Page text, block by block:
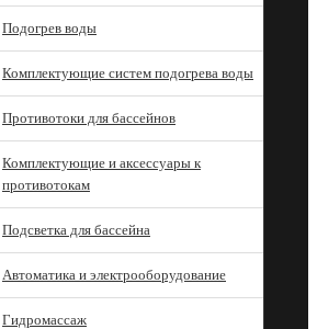
Подогрев воды
Комплектующие систем подогрева воды
Противотоки для бассейнов
Комплектующие и аксессуары к
противотокам
Подсветка для бассейна
Автоматика и электрооборудование
Гидромассаж